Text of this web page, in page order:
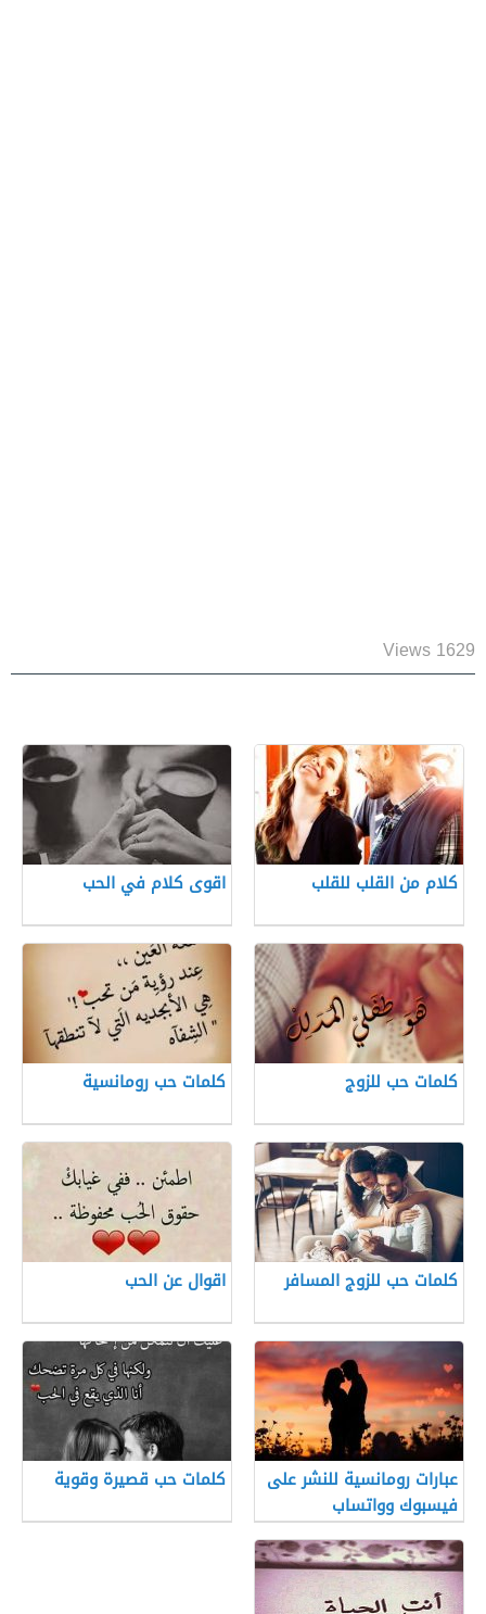
1629 Views
كلام من القلب للقلب اقوى كلام في الحب
كلمات حب للزوج كلمات حب رومانسية
كلمات حب للزوج المسافر اقوال عن الحب
عبارات رومانسية للنشر على
فيسبوك وواتساب
كلمات حب قصيرة وقوية